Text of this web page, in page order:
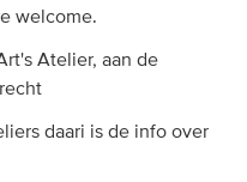
welcome.
Atelier, aan de
daari is de info over